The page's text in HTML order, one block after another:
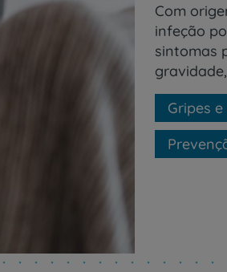
Com
infeção
sintomas
Gripes